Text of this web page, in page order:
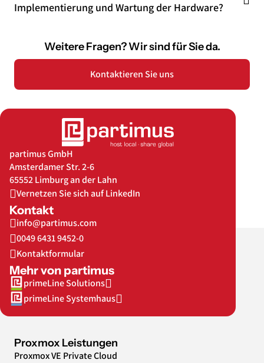
Implementierung und Wartung der Hardware?
Weitere Fragen? Wir sind für Sie da.
Kontaktieren Sie uns
partimus GmbH
Amsterdamer Str. 2-6
65552 Limburg an der Lahn
Vernetzen Sie sich auf LinkedIn
Kontakt
info@partimus.com
0049 6431 9452-0
Kontaktformular
Mehr von partimus
primeLine Solutions
primeLine Systemhaus
Proxmox Leistungen
Proxmox VE Private Cloud